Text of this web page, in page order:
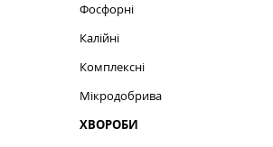
Фосфорні
Калійні
Комплексні
Мікродобрива
ХВОРОБИ